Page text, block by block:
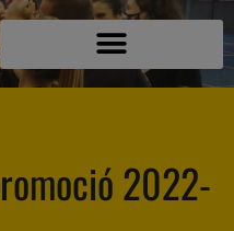
2022-